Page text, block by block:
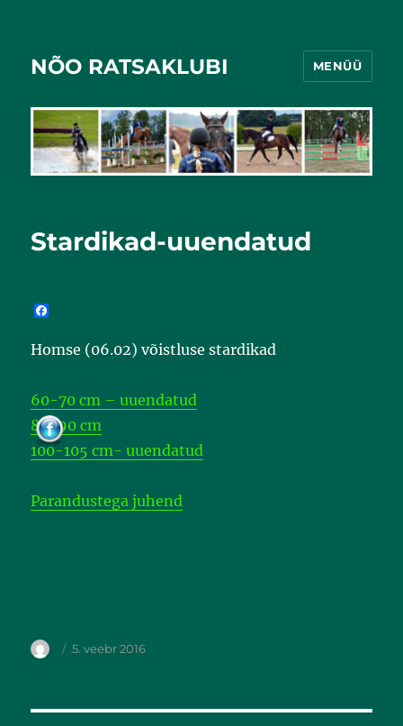
NÕO RATSAKLUBI MENÜÜ
Stardikad-uuendatud
e
o
k
Homse (06.02) võistluse stardikad
60-70 cm – uuendatud
80-90 cm
100-105 cm- uuendatud
Parandustega juhend
5. veebr 2016